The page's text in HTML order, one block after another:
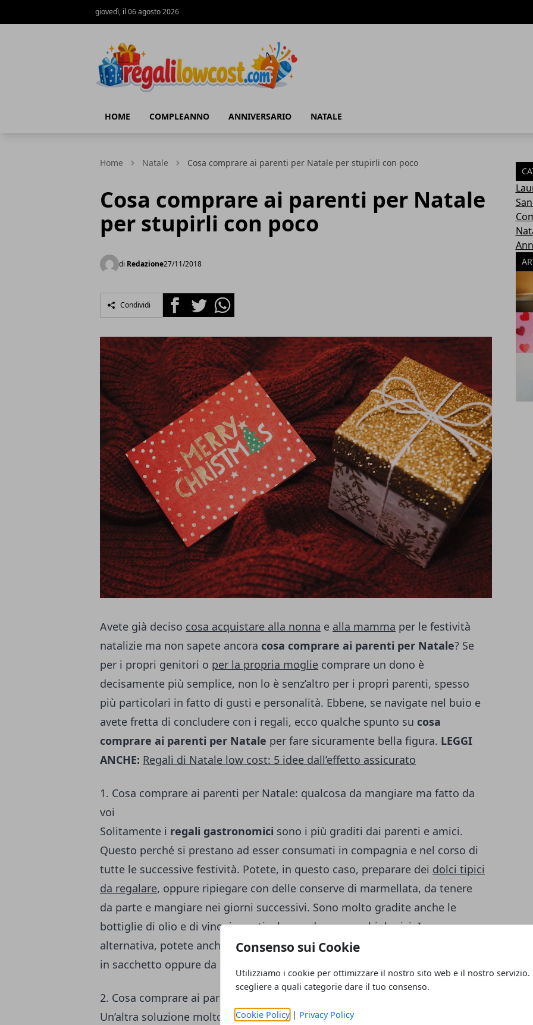
Consenso sui Cookie
Utilizziamo i cookie per ottimizzare il nostro sito web e il nostro servizio.
scegliere a quali categorie dare il tuo consenso.
Cookie Policy| Privacy Policy
giovedì, il 06 agosto 2026
HOME COMPLEANNO ANNIVERSARIO NATALE
Home Natale Cosa comprare ai parenti per Natale per stupirli con poco
Cosa comprare ai parenti per Natale
per stupirli con poco
di Redazione27/11/2018
Condividi FacebookTwitterWhatsapp
Avete già deciso cosa acquistare alla nonna e alla mamma per le festività
natalizie ma non sapete ancora cosa comprare ai parenti per Natale? Se
per i propri genitori o per la propria moglie comprare un dono è
decisamente più semplice, non lo è senz’altro per i propri parenti, spesso
più particolari in fatto di gusti e personalità. Ebbene, se navigate nel buio e
avete fretta di concludere con i regali, ecco qualche spunto su cosa
comprare ai parenti per Natale per fare sicuramente bella figura. LEGGI
ANCHE: Regali di Natale low cost: 5 idee dall’effetto assicurato
1. Cosa comprare ai parenti per Natale: qualcosa da mangiare ma fatto da
voi
Solitamente i regali gastronomici sono i più graditi dai parenti e amici.
Questo perché si prestano ad esser consumati in compagnia e nel corso di
tutte le successive festività. Potete, in questo caso, preparare dei dolci tipici
da regalare, oppure ripiegare con delle conserve di marmellata, da tenere
da parte e mangiare nei giorni successivi. Sono molto gradite anche le
bottiglie di olio e di vino, in particolar modo se sono biologici. In
alternativa, potete anche preparare dei classici biscotti al burro, da mettere
in sacchetto oppure da appendere sotto l’albero.
2. Cosa comprare ai parenti per Natale: qualcosa per la casa
Un’altra soluzione molto in voga per far contenti i propri parenti per Natale